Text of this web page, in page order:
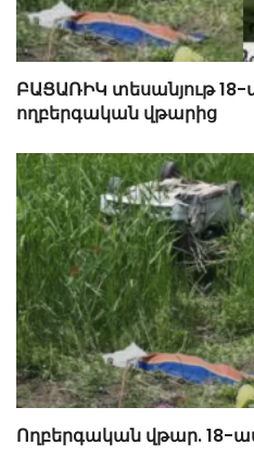
ԲԱՑԱՌԻԿ տեսանյութ
ողբերգական վթարից
Ողբերգական վթար. 18-